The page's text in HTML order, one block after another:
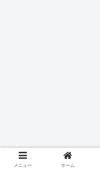
メニュー ホーム